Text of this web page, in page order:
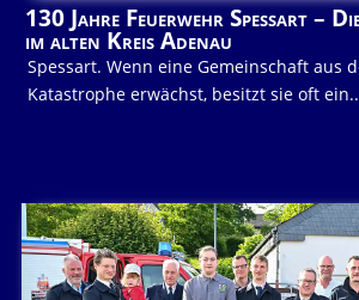
130 Jahre Feuerwehr Spessart –
im alten Kreis Adenau
Spessart. Wenn eine Gemeinschaft aus
Katastrophe erwächst, besitzt sie oft